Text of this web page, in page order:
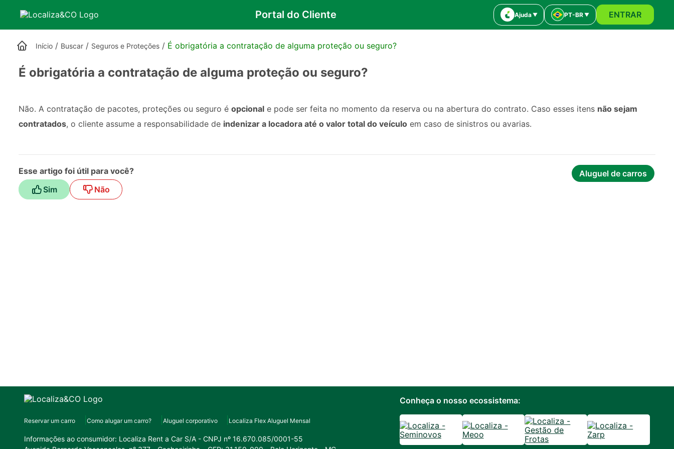
Portal do Cliente Ajuda PT-BR ENTRAR
Início / Buscar / Seguros e Proteções / É obrigatória a contratação de alguma proteção ou seguro?
É obrigatória a contratação de alguma proteção ou seguro?
Não. A contratação de pacotes, proteções ou seguro é opcional e pode ser feita no momento da reserva ou na abertura do contrato. Caso esses itens não sejam
contratados, o cliente assume a responsabilidade de indenizar a locadora até o valor total do veículo em caso de sinistros ou avarias.
Esse artigo foi útil para você?
Sim
Não
Aluguel de carros
Reservar um carro Como alugar um carro? Aluguel corporativo Localiza Flex Aluguel Mensal
Informações ao consumidor: Localiza Rent a Car S/A - CNPJ nº 16.670.085/0001-55
Conheça o nosso ecossistema: